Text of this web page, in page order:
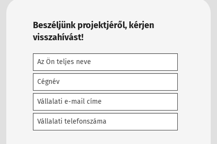
Beszéljünk projektjéről, kérjen
visszahívást!